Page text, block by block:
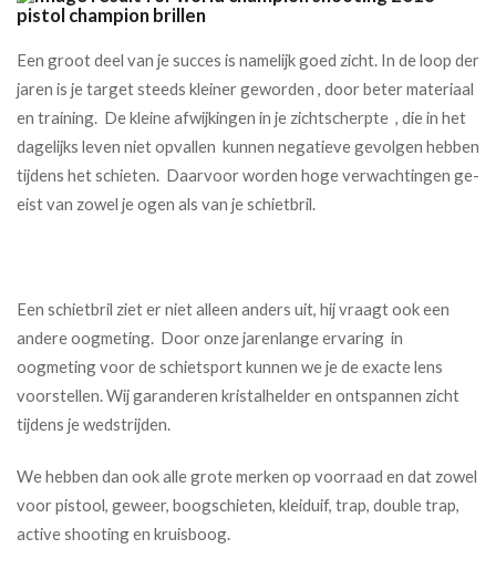
Een groot deel van je succes is namelijk goed zicht. In de loop der
jaren is je target steeds kleiner geworden , door beter materiaal
en training. De kleine afwijkingen in je zichtscherpte , die in het
dagelijks leven niet opvallen kunnen negatieve gevolgen hebben
tijdens het schieten. Daarvoor worden hoge verwachtingen ge-
eist van zowel je ogen als van je schietbril.
Een schietbril ziet er niet alleen anders uit, hij vraagt ook een
andere oogmeting. Door onze jarenlange ervaring in
oogmeting voor de schietsport kunnen we je de exacte lens
voorstellen. Wij garanderen kristalhelder en ontspannen zicht
tijdens je wedstrijden.
We hebben dan ook alle grote merken op voorraad en dat zowel
voor pistool, geweer, boogschieten, kleiduif, trap, double trap,
active shooting en kruisboog.